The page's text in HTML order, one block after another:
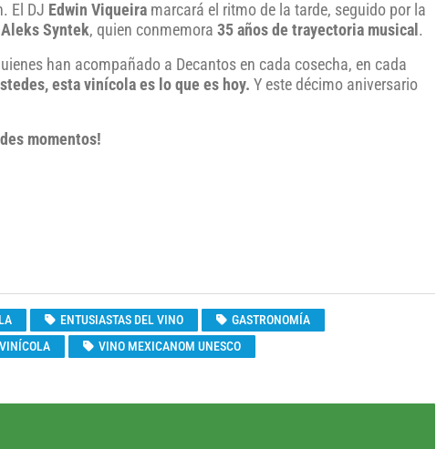
El DJ Edwin Viqueira marcará el ritmo de la tarde, seguido por la
Aleks Syntek, quien conmemora 35 años de trayectoria musical .
han acompañado a Decantos en cada cosecha, en cada
esta vinícola es lo que es hoy. Y este décimo aniversario
momentos!
ENTUSIASTAS DEL VINO
GASTRONOMÍA
VINÍCOLA VINO MEXICANOM UNESCO